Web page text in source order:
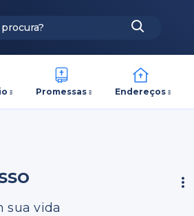
Promessas Endereços
sua vida